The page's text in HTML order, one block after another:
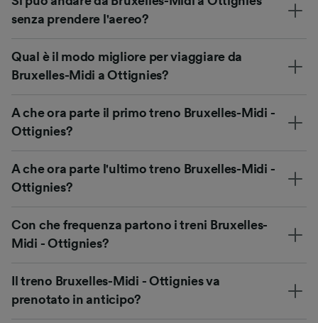
senza prendere l'aereo?
Qual è il modo migliore per viaggiare da
Bruxelles-Midi a Ottignies?
A che ora parte il primo treno Bruxelles-Midi -
Ottignies?
A che ora parte l'ultimo treno Bruxelles-Midi -
Ottignies?
Con che frequenza partono i treni Bruxelles-
Midi - Ottignies?
Il treno Bruxelles-Midi - Ottignies va
prenotato in anticipo?